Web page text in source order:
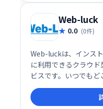
Web-luck
0.0 (0件)
Web-luckは、インス
に利用できるクラウ
ビスです。いつでも
で、場所を問わず効